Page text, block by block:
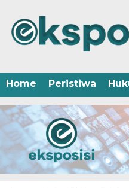
Home Peristiwa